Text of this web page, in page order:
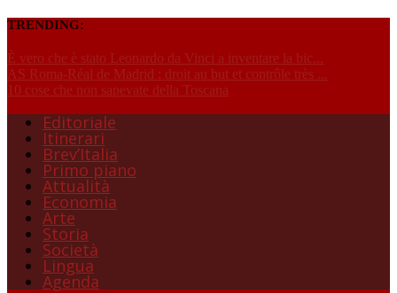
TRENDING:
È vero che è stato Leonardo da Vinci a inventare la bic...
AS Roma-Réal de Madrid : droit au but et contrôle très ...
10 cose che non sapevate della Toscana
Editoriale
Itinerari
Brev’Italia
Primo piano
Attualità
Economia
Arte
Storia
Società
Lingua
Agenda